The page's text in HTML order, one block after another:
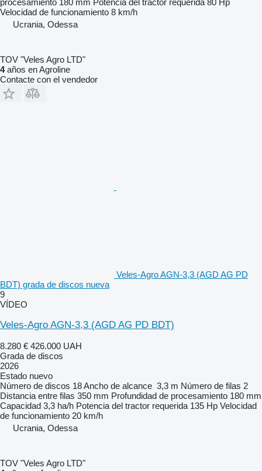
procesamiento 180 mm Potencia del tractor requerida 80 Hp
Velocidad de funcionamiento 8 km/h
Ucrania, Odessa
TOV "Veles Agro LTD"
4años en Agroline
Contacte con el vendedor
Veles-Agro AGN-3,3 (AGD AG PD
BDT) grada de discos nueva
9
VÍDEO
Veles-Agro AGN-3,3 (AGD AG PD BDT)
8.280 € 426.000 UAH
Grada de discos
2026
Estado nuevo
Número de discos 18Ancho de alcance 3,3 m Número de filas 2
Distancia entre filas 350 mm Profundidad de procesamiento 180 mm
Capacidad 3,3 ha/h Potencia del tractor requerida 135 Hp Velocidad
de funcionamiento 20 km/h
Ucrania, Odessa
TOV "Veles Agro LTD"